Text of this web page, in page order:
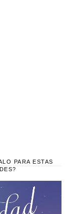
PARA ESTAS